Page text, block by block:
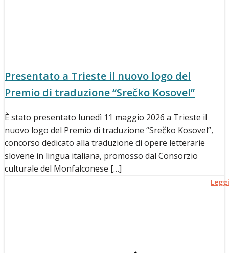
Presentato a Trieste il nuovo logo del
Premio di traduzione “Srečko Kosovel”
È stato presentato lunedì 11 maggio 2026 a Trieste il
nuovo logo del Premio di traduzione “Srečko Kosovel”,
concorso dedicato alla traduzione di opere letterarie
slovene in lingua italiana, promosso dal Consorzio
culturale del Monfalconese […]
Leggi